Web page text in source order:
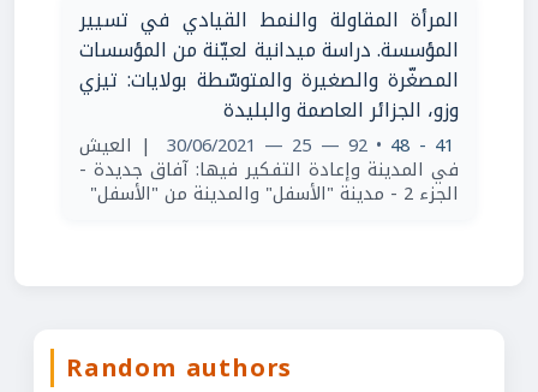
المرأة المقاولة والنمط القيادي في تسيير
المؤسسة. دراسة ميدانية لعيّنة من المؤسسات
المصغّرة والصغيرة والمتوسّطة بولايات: تيزي
وزو، الجزائر العاصمة والبليدة
41 - 48
• 92 — 25 — 30/06/2021 | العيش
في المدينة وإعادة التفكير فيها: آفاق جديدة -
الجزء 2 - مدينة "الأسفل" والمدينة من "الأسفل"
Random authors